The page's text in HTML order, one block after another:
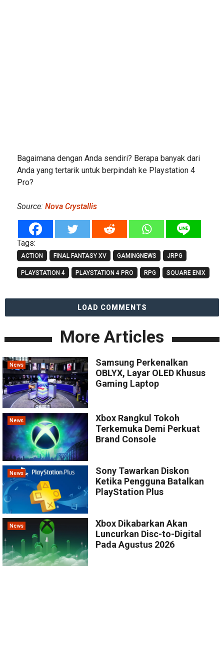
Bagaimana dengan Anda sendiri? Berapa banyak dari
Anda yang tertarik untuk berpindah ke Playstation 4
Pro?
Source: Nova Crystallis
Tags:
ACTION FINAL FANTASY XV GAMINGNEWS JRPG
PLAYSTATION 4 PLAYSTATION 4 PRO RPG SQUARE ENIX
LOAD COMMENTS
More Articles
News
Samsung Perkenalkan
OBLYX, Layar OLED Khusus
Gaming Laptop
News
Xbox Rangkul Tokoh
Terkemuka Demi Perkuat
Brand Console
News
Sony Tawarkan Diskon
Ketika Pengguna Batalkan
PlayStation Plus
News
Xbox Dikabarkan Akan
Luncurkan Disc-to-Digital
Pada Agustus 2026